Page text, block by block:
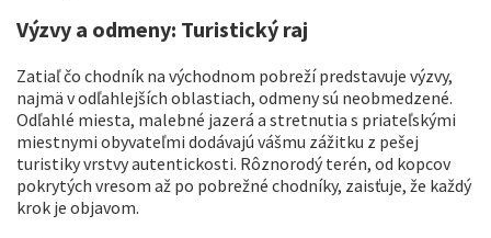
Výzvy a odmeny: Turistický raj
Zatiaľ čo chodník na východnom pobreží predstavuje výzvy,
najmä v odľahlejších oblastiach, odmeny sú neobmedzené.
Odľahlé miesta, malebné jazerá a stretnutia s priateľskými
miestnymi obyvateľmi dodávajú vášmu zážitku z pešej
turistiky vrstvy autentickosti. Rôznorodý terén, od kopcov
pokrytých vresom až po pobrežné chodníky, zaisťuje, že každý
krok je objavom.